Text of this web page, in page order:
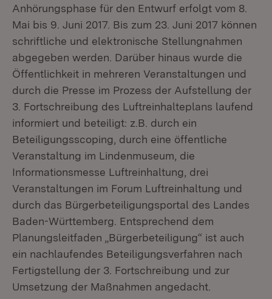
Anhörungsphase für den Entwurf erfolgt vom 8.
Mai bis 9. Juni 2017. Bis zum 23. Juni 2017 können
schriftliche und elektronische Stellungnahmen
abgegeben werden. Darüber hinaus wurde die
Öffentlichkeit in mehreren Veranstaltungen und
durch die Presse im Prozess der Aufstellung der
3. Fortschreibung des Luftreinhalteplans laufend
informiert und beteiligt: z.B. durch ein
Beteiligungsscoping, durch eine öffentliche
Veranstaltung im Lindenmuseum, die
Informationsmesse Luftreinhaltung, drei
Veranstaltungen im Forum Luftreinhaltung und
durch das Bürgerbeteiligungsportal des Landes
Baden-Württemberg. Entsprechend dem
Planungsleitfaden „Bürgerbeteiligung“ ist auch
ein nachlaufendes Beteiligungsverfahren nach
Fertigstellung der 3. Fortschreibung und zur
Umsetzung der Maßnahmen angedacht.